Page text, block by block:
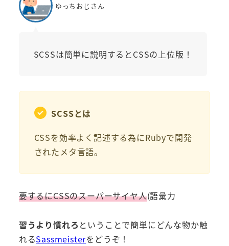
ゆっちおじさん
SCSSは簡単に説明するとCSSの上位版！
SCSSとは
CSSを効率よく記述する為にRubyで開発
されたメタ言語。
要するにCSSのスーパーサイヤ人(語彙力
習うより慣れろ ということで簡単にどんな物か触
れるSassmeisterをどうぞ！